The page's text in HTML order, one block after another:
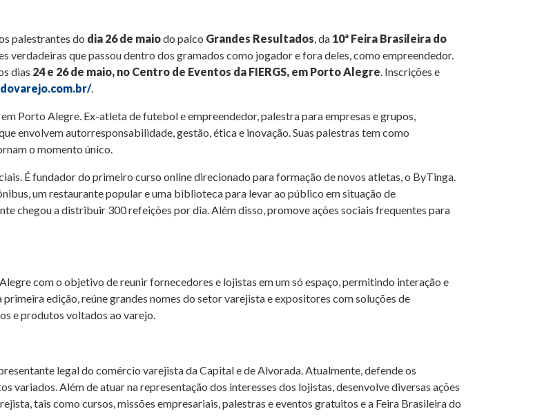
palestrantes do dia 26 de maiodo palco Grandes Resultados, da 10ª Feira Brasileira do
verdadeiras que passou dentro dos gramados como jogador e fora deles, como empreendedor.
dias 24 e 26 de maio, no Centro de Eventos da FIERGS, em Porto Alegre. Inscrições e
.
Porto Alegre. Ex-atleta de futebol e empreendedor, palestra para empresas e grupos,
envolvem autorresponsabilidade, gestão, ética e inovação. Suas palestras tem como
o momento único.
É fundador do primeiro curso online direcionado para formação de novos atletas, o ByTinga.
um restaurante popular e uma biblioteca para levar ao público em situação de
chegou a distribuir 300 refeições por dia. Além disso, promove ações sociais frequentes para
com o objetivo de reunir fornecedores e lojistas em um só espaço, permitindo interação e
edição, reúne grandes nomes do setor varejista e expositores com soluções de
e produtos voltados ao varejo.
legal do comércio varejista da Capital e de Alvorada. Atualmente, defende os
variados. Além de atuar na representação dos interesses dos lojistas, desenvolve diversas ações
tais como cursos, missões empresariais, palestras e eventos gratuitos e a Feira Brasileira do